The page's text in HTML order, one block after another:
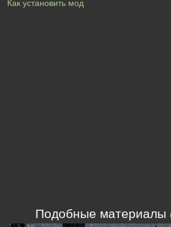
Как установить мод
Подобные материалы